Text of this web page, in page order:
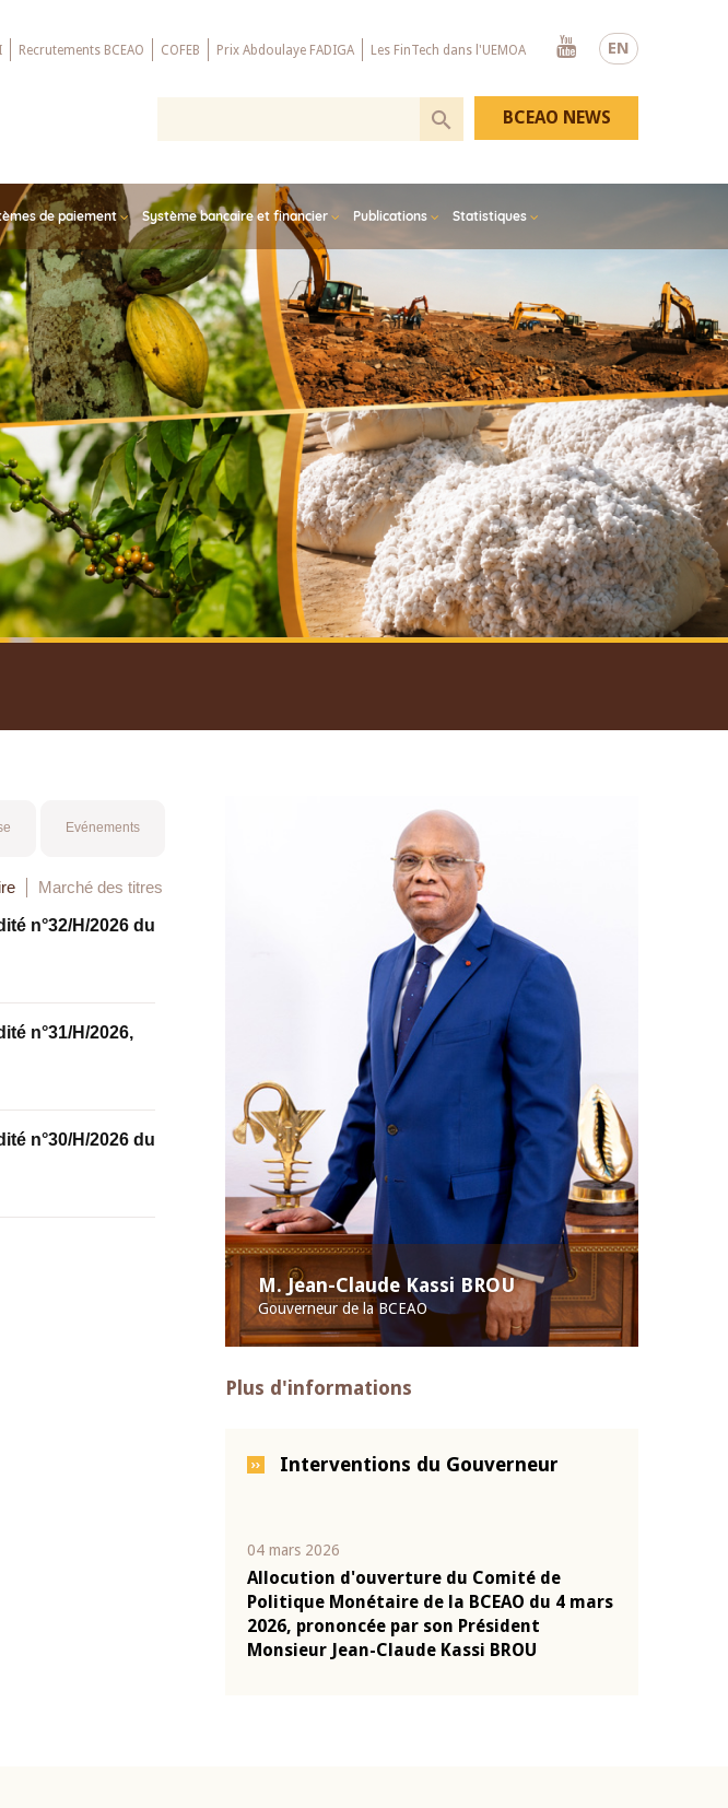
EN
Recrutements BCEAO COFEB Prix Abdoulaye FADIGA Les FinTech dans l'UEMOA
Youtube
de paiement Système bancaire et financier Publications Statistiques
BCEAO NEWS
M. Jean-Claude Kassi BROU
Gouverneur de la BCEAO
Plus d'informations
Interventions du Gouverneur
04 mars 2026
Allocution d'ouverture du Comité de
Politique Monétaire de la BCEAO du 4 mars
2026, prononcée par son Président
Monsieur Jean-Claude Kassi BROU
Evénements
Marché des titres
n°32/H/2026 du
n°31/H/2026,
n°30/H/2026 du